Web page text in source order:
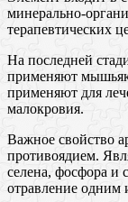
минерально-
терапевтических
На последней
применяют
применяют для
малокровия.
Важное свойство
противоядием.
селена, фосфора и
отравление одним